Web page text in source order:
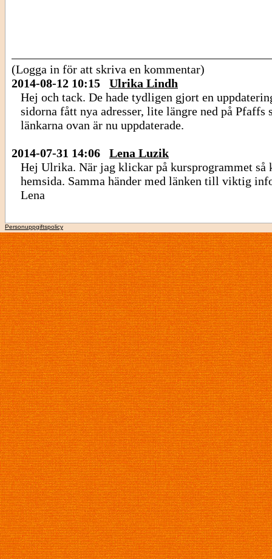
(Logga in för att skriva en kommentar)
2014-08-12 10:15
Ulrika Lindh
Hej och tack. De hade tydligen gjort en
sidorna fått nya adresser, lite längre ned på
länkarna ovan är nu uppdaterade.
2014-07-31 14:06
Lena Luzik
Hej Ulrika. När jag klickar på kursprogrammet
hemsida. Samma händer med länken till viktig
Lena
Personuppgiftspolicy